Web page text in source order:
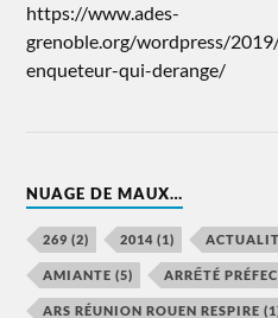
https://www.ades-
grenoble.org/wordpress/
enqueteur-qui-derange/
NUAGE DE MAUX…
269 (2) 2014 (1)
AMIANTE (5) ARRẾTÉ
ARS RÉUNION ROUEN RESPIRE